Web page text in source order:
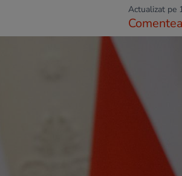
Actualizat pe